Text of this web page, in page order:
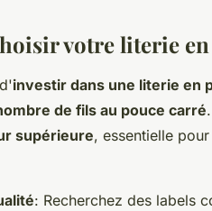
votre literie
investir dans une literie en
de fils au pouce carré
supérieure, essentielle
: Recherchez des labels